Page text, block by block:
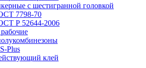
с шестигранной головкой
7798-70
Р 52644-2006
Plus
клей